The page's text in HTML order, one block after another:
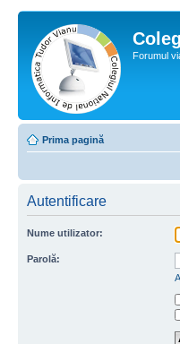
Forumul
Prima pagină
Autentificare
Nume utilizator:
Parolă: